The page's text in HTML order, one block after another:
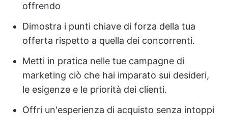
offrendo
Dimostra i punti chiave di forza della tua
offerta rispetto a quella dei concorrenti.
Metti in pratica nelle tue campagne di
marketing ciò che hai imparato sui desideri,
le esigenze e le priorità dei clienti.
Offri un'esperienza di acquisto senza intoppi